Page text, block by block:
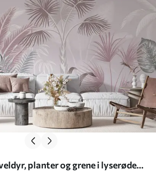
planter og grene i lyserøde